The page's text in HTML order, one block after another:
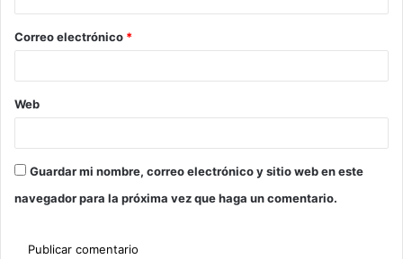
Correo electrónico *
Web
Guardar mi nombre, correo electrónico y sitio web en este
navegador para la próxima vez que haga un comentario.